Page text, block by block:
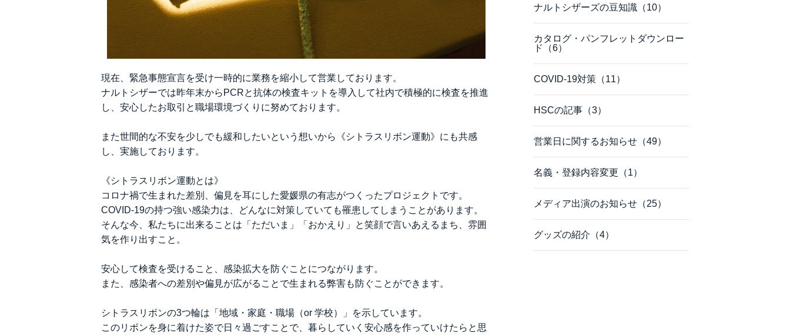
現在、緊急事態宣言を受け一時的に業務を縮小して営業しております。
ナルトシザーでは昨年末からPCRと抗体の検査キットを導入して社内で積極的に検査を推進
し、安心したお取引と職場環境づくりに努めております。
また世間的な不安を少しでも緩和したいという想いから《シトラスリボン運動》にも共感
し、実施しております。
《シトラスリボン運動とは》
コロナ禍で生まれた差別、偏見を耳にした愛媛県の有志がつくったプロジェクトです。
COVID-19の持つ強い感染力は、どんなに対策していても罹患してしまうことがあります。
そんな今、私たちに出来ることは「ただいま」「おかえり」と笑顔で言いあえるまち、雰囲
気を作り出すこと。
安心して検査を受けること、感染拡大を防ぐことにつながります。
また、感染者への差別や偏見が広がることで生まれる弊害も防ぐことができます。
シトラスリボンの3つ輪は「地域・家庭・職場（or 学校）」を示しています。
このリボンを身に着けた姿で日々過ごすことで、暮らしていく安心感を作っていけたらと思
ナルトシザーズの豆知識（10）
カタログ・パンフレットダウンロー
ド（6）
COVID-19対策（11）
HSCの記事（3）
営業日に関するお知らせ（49）
名義・登録内容変更（1）
メディア出演のお知らせ（25）
グッズの紹介（4）